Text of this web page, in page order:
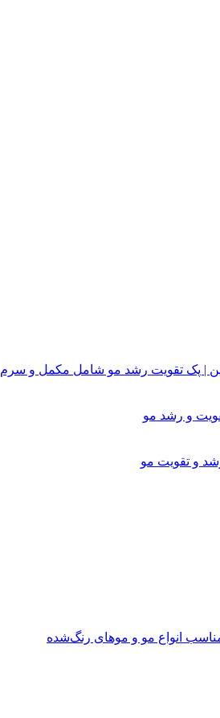
| پک تقویت رشد مو شامل مکمل و سرم
و تقویت مو